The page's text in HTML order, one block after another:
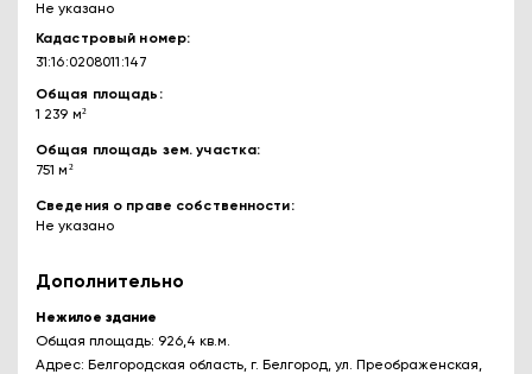
Не указано
Кадастровый номер
31:16:0208011:147
Общая площадь
1 239 м²
Общая площадь зем. участка
751 м²
Сведения о праве собственности
Не указано
Дополнительно
Нежилое здание
Общая площадь: 926,4 кв.м.
Адрес: Белгородская область, г. Белгород, ул. Преображенская,